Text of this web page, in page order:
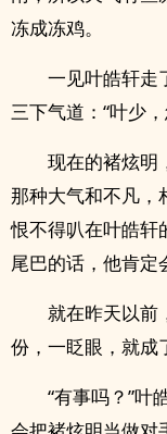
冻成冻鸡。
一见叶皓轩走
三下气道：“叶少
现在的褚炫明
那种大气和不凡，
恨不得叭在叶皓轩
尾巴的话，他肯定
就在昨天以前
份，一眨眼，就成
“有事吗？”叶